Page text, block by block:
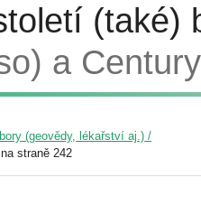
(také)
a
(geovědy, lékařství aj.) /
na straně 242